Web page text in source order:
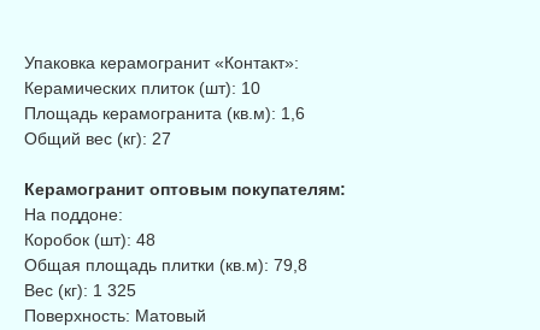
Упаковка керамогранит «Контакт»:
Керамических плиток (шт): 10
Площадь керамогранита (кв.м): 1,6
Общий вес (кг): 27
Керамогранит оптовым покупателям:
На поддоне:
Коробок (шт): 48
Общая площадь плитки (кв.м): 79,8
Вес (кг): 1 325
Поверхность: Матовый